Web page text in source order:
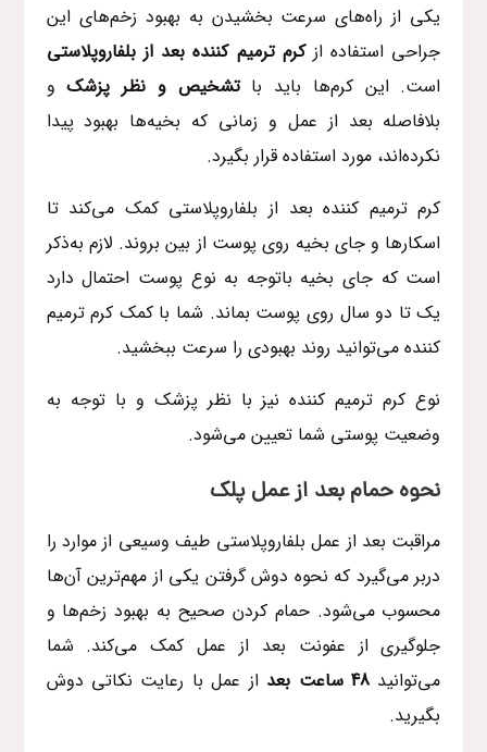
یکی از راه‌های سرعت بخشیدن به بهبود زخم‌های این
جراحی استفاده ازکرم ترمیم کننده بعد از بلفاروپلاستی
است. این کرم‌ها باید باتشخیص و نظر پزشکو
بلافاصله بعد از عمل و زمانی که بخیه‌ها بهبود پیدا
نکرده‌اند، مورد استفاده قرار بگیرد.
کرم ترمیم کننده بعد از بلفاروپلاستی کمک می‌کند تا
اسکارها و جای بخیه روی پوست از بین بروند. لازم به‌ذکر‌
است که جای بخیه باتوجه به نوع پوست احتمال دارد
یک تا دو سال روی پوست بماند. شما با کمک کرم ترمیم
کننده می‌توانید روند بهبودی را سرعت ببخشید.
نوع کرم ترمیم کننده نیز با نظر پزشک و با توجه به
وضعیت پوستی شما تعیین می‌شود.
نحوه حمام بعد از عمل پلک
مراقبت بعد از عمل بلفاروپلاستی طیف وسیعی از موارد را
دربر می‌گیرد که نحوه دوش گرفتن یکی از مهم‌ترین‌ آن‌ها
محسوب می‌شود‌. حمام کردن صحیح به بهبود زخم‌ها و
جلوگیری از عفونت بعد از عمل کمک می‌کند. شما
می‌توانید 48 ساعت بعد
از عمل با رعایت نکاتی دوش
بگیرید.